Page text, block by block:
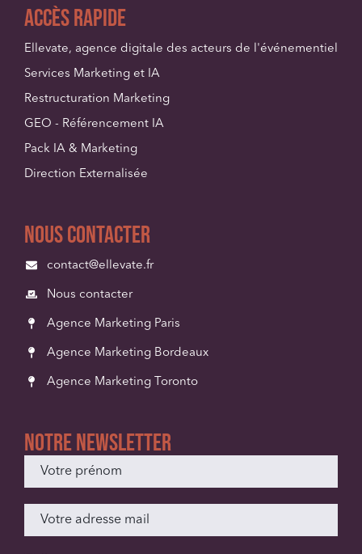
Accès Rapide
Ellevate, agence digitale des acteurs de l'événementiel
Services Marketing et IA
Restructuration Marketing
GEO - Référencement IA
Pack IA & Marketing
Direction Externalisée
Nous contacter
contact@ellevate.fr
Nous contacter
Agence Marketing Paris
Agence Marketing Bordeaux
Agence Marketing Toronto
Notre newsletter